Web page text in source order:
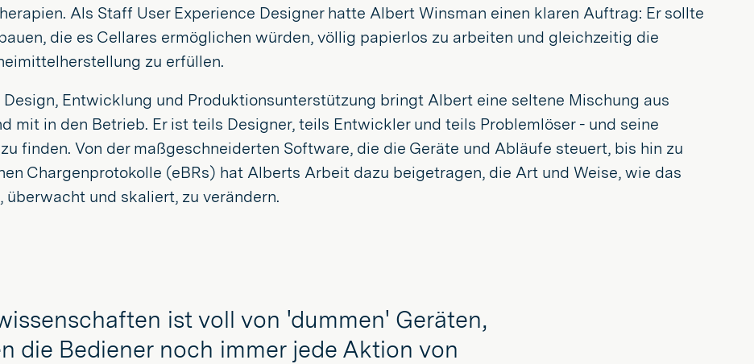
Als Staff User Experience Designer hatte Albert Winsman einen klaren Auftrag: Er sollte
die es Cellares ermöglichen würden, völlig papierlos zu arbeiten und gleichzeitig die
zu erfüllen.
Entwicklung und Produktionsunterstützung bringt Albert eine seltene Mischung aus
mit in den Betrieb. Er ist teils Designer, teils Entwickler und teils Problemlöser - und seine
finden. Von der maßgeschneiderten Software, die die Geräte und Abläufe steuert, bis hin zu
Chargenprotokolle (eBRs) hat Alberts Arbeit dazu beigetragen, die Art und Weise, wie das
und skaliert, zu verändern.
ist voll von 'dummen' Geräten,
die Bediener noch immer jede Aktion von